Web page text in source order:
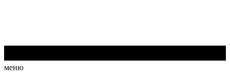
меню